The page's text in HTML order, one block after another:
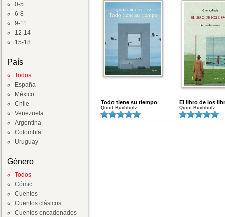
0-5
6-8
9-11
12-14
15-18
País
Todos
España
México
Chile
Venezuela
Argentina
Colombia
Uruguay
Género
Todos
Cómic
Cuentos
Cuentos clásicos
Cuentos encadenados
Todo tiene su tiempo
Quint Buchholz
El libro de los
Quint Buchholz